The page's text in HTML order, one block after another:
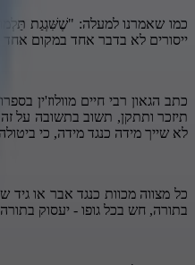
כמו שאמרנו למעלה: "שֶׁשִּׁגְגַת
ייסורים לא בדבר אחד במקום אחד
כתב הגאון רבי חיים מוולוז'ין
תיזכר ותתקן, תשוב בתשובה על זה
לא שייך מידה כנגד מידה, כי
כל מצווה מכוות כנגד אבר או
בתורה, חש בכל גופו - יעסוק